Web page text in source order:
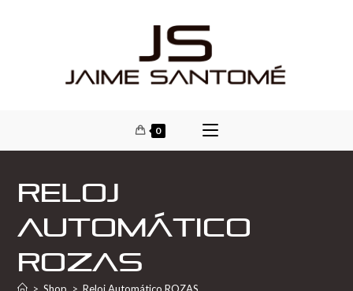
0
Reloj
Automático
ROZAS